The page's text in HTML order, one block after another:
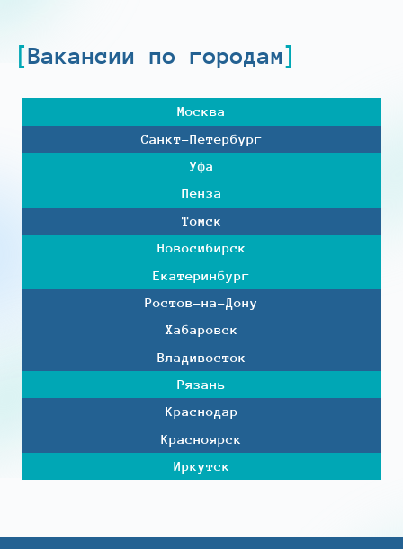
Вакансии по городам
Москва
Санкт-Петербург
Уфа
Пенза
Томск
Новосибирск
Екатеринбург
Ростов-на-Дону
Хабаровск
Владивосток
Рязань
Краснодар
Красноярск
Иркутск